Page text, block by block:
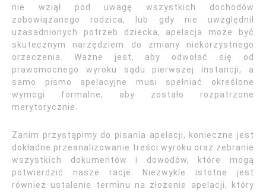
nie wziął pod uwagę wszystkich dochodów
zobowiązanego rodzica, lub gdy nie uwzględnił
uzasadnionych potrzeb dziecka, apelacja może być
skutecznym narzędziem do zmiany niekorzystnego
orzeczenia. Ważne jest, aby odwołać się od
prawomocnego wyroku sądu pierwszej instancji, a
samo pismo apelacyjne musi spełniać określone
wymogi formalne, aby zostało rozpatrzone
merytorycznie.
Zanim przystąpimy do pisania apelacji, konieczne jest
dokładne przeanalizowanie treści wyroku oraz zebranie
wszystkich dokumentów i dowodów, które mogą
potwierdzić nasze racje. Niezwykle istotne jest
również ustalenie terminu na złożenie apelacji, który